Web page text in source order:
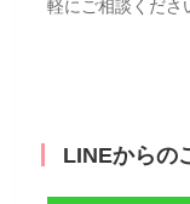
軽にご相談くださ
LINEからの